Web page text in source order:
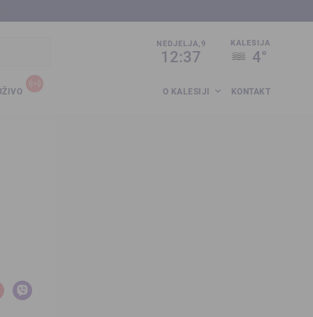
NEDJELJA,9
12:37
KALESIJA
4°
O KALESIJI KONTAKT